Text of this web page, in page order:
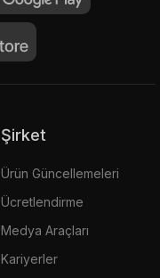
Şirket
Ürün Güncellemeleri
Ücretlendirme
Medya Araçları
Kariyerler